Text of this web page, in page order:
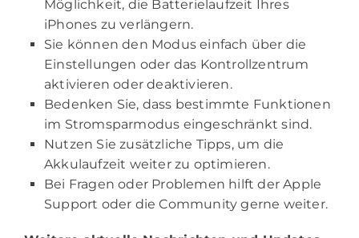
Möglichkeit, die Batterielaufzeit Ihres
iPhones zu verlängern.
Sie können den Modus einfach über die
Einstellungen oder das Kontrollzentrum
aktivieren oder deaktivieren.
Bedenken Sie, dass bestimmte Funktionen
im Stromsparmodus eingeschränkt sind.
Nutzen Sie zusätzliche Tipps, um die
Akkulaufzeit weiter zu optimieren.
Bei Fragen oder Problemen hilft der Apple
Support oder die Community gerne weiter.